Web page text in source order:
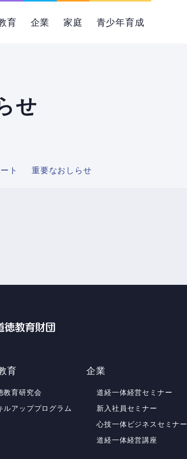
育 企業 家庭 青少年育成
せ
ト 重要なおしらせ
育
教育研究会
ルアッププログラム
企業
道経一体経営セミナー
新入社員セミナー
心技一体ビジネスセミナー
道経一体経営講座